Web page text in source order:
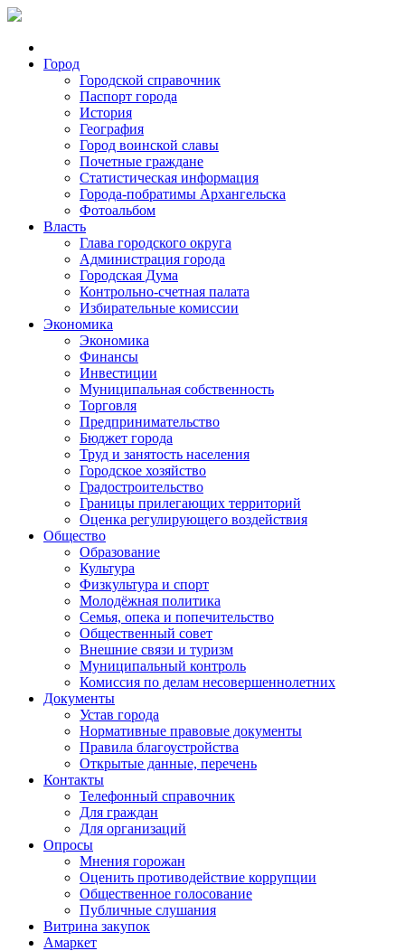
Город
Городской справочник
Паспорт города
История
География
Город воинской славы
Почетные граждане
Статистическая информация
Города-побратимы Архангельска
Фотоальбом
Власть
Глава городского округа
Администрация города
Городская Дума
Контрольно-счетная палата
Избирательные комиссии
Экономика
Экономика
Финансы
Инвестиции
Муниципальная собственность
Торговля
Предпринимательство
Бюджет города
Труд и занятость населения
Городское хозяйство
Градостроительство
Границы прилегающих территорий
Оценка регулирующего воздействия
Общество
Образование
Культура
Физкультура и спорт
Молодёжная политика
Семья, опека и попечительство
Общественный совет
Внешние связи и туризм
Муниципальный контроль
Комиссия по делам несовершеннолетних
Документы
Устав города
Нормативные правовые документы
Правила благоустройства
Открытые данные, перечень
Контакты
Телефонный справочник
Для граждан
Для организаций
Опросы
Мнения горожан
Оценить противодействие коррупции
Общественное голосование
Публичные слушания
Витрина закупок
Амаркет